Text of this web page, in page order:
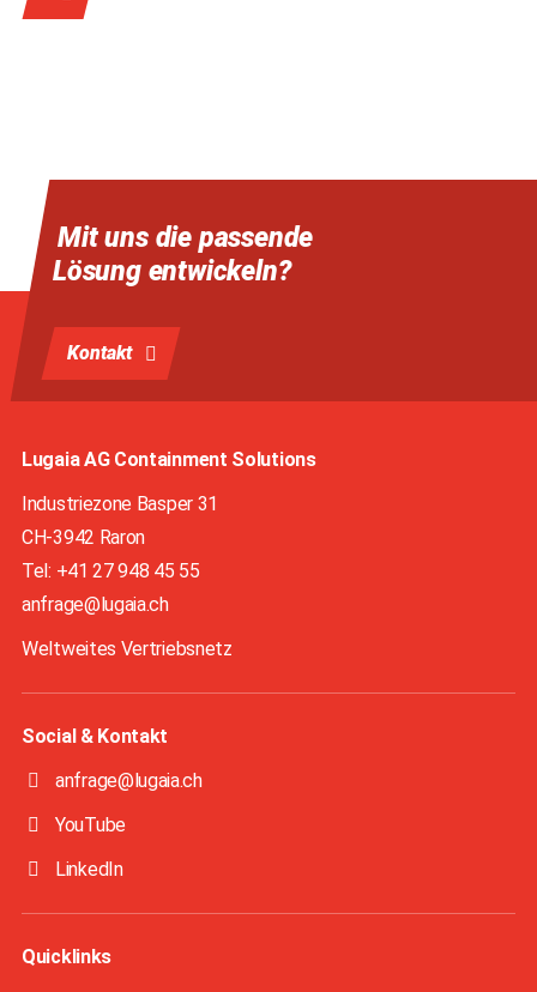
Mit uns die passende
Lösung entwickeln?
Kontakt
Lugaia AG Containment Solutions
Industriezone Basper 31
CH-3942 Raron
Tel: +41 27 948 45 55
anfrage@lugaia.ch
Weltweites Vertriebsnetz
Social & Kontakt
anfrage@lugaia.ch
YouTube
LinkedIn
Quicklinks